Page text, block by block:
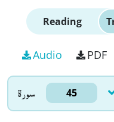
Reading
Audio PDF
سورۃ 45